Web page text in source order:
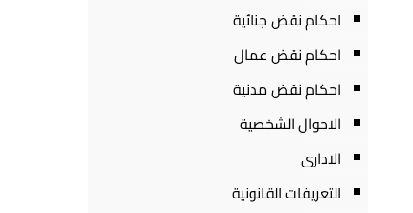
احكام نقض جنائية
احكام نقض عمال
احكام نقض مدنية
الاحوال الشخصية
الادارى
التعريفات القانونية